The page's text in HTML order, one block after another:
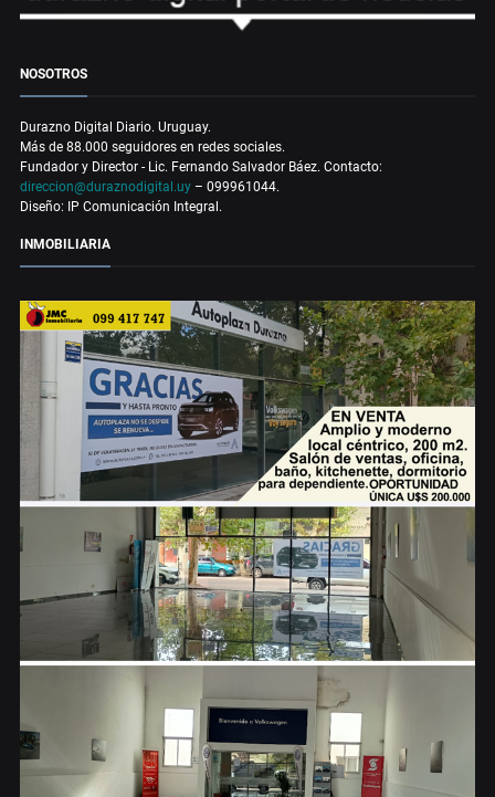
NOSOTROS
Durazno Digital Diario. Uruguay.
Más de 88.000 seguidores en redes sociales.
Fundador y Director - Lic. Fernando Salvador Báez. Contacto:
direccion@duraznodigital.uy – 099961044.
Diseño: IP Comunicación Integral.
INMOBILIARIA